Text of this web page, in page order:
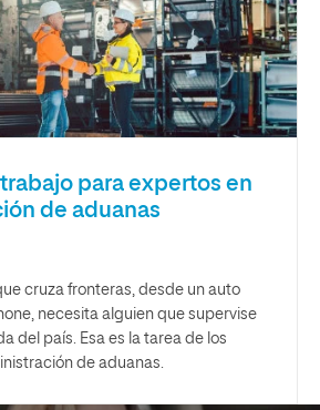
para expertos en
de aduanas
cruza fronteras, desde un auto
necesita alguien que supervise
del país. Esa es la tarea de los
de aduanas.